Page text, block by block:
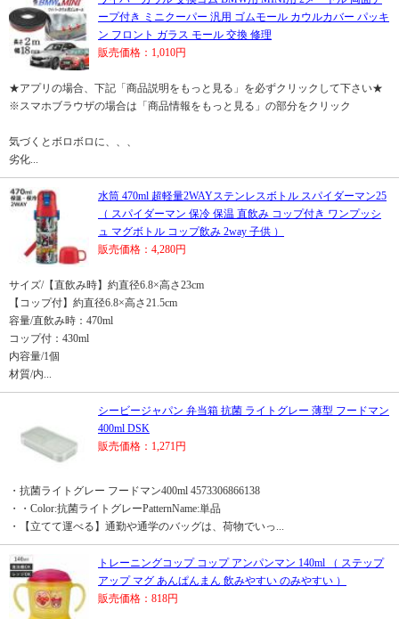
ープ付き ミニクーパー 汎用 ゴムモール カウルカバー パッキ
ン フロント ガラス モール 交換 修理
販売価格：1,010円
★アプリの場合、下記「商品説明をもっと見る」を必ずクリックして下さい★
※スマホブラウザの場合は「商品情報をもっと見る」の部分をクリック
気づくとボロボロに、、、
劣化...
水筒 470ml 超軽量2WAYステンレスボトル スパイダーマン25
（ スパイダーマン 保冷 保温 直飲み コップ付き ワンプッシ
ュ マグボトル コップ飲み 2way 子供 ）
販売価格：4,280円
サイズ/【直飲み時】約直径6.8×高さ23cm
【コップ付】約直径6.8×高さ21.5cm
容量/直飲み時：470ml
コップ付：430ml
内容量/1個
材質/内...
シービージャパン 弁当箱 抗菌 ライトグレー 薄型 フードマン
400ml DSK
販売価格：1,271円
・抗菌ライトグレー フードマン400ml 4573306866138
・・Color:抗菌ライトグレーPatternName:単品
・【立てて運べる】通勤や通学のバッグは、荷物でいっ...
トレーニングコップ コップ アンパンマン 140ml （ ステップ
アップ マグ あんぱんまん 飲みやすい のみやすい ）
販売価格：818円